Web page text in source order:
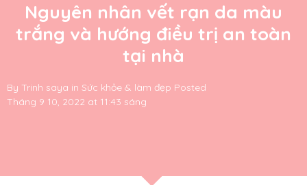
Nguyên nhân vết rạn da màu
trắng và hướng điều trị an toàn
tại nhà
By Trinh saya in Sức khỏe & làm đẹp Posted
Tháng 9 10, 2022 at 11:43 sáng